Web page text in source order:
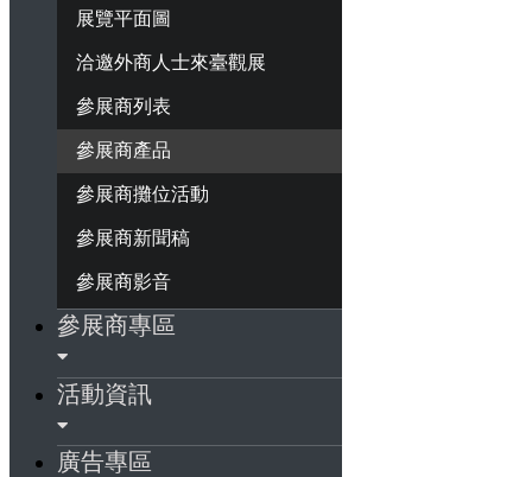
展覽平面圖
洽邀外商人士來臺觀展
參展商列表
參展商產品
參展商攤位活動
參展商新聞稿
參展商影音
參展商專區
活動資訊
廣告專區